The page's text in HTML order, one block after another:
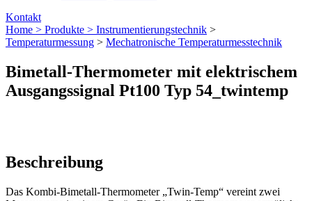
Kontakt
Home > Produkte > Instrumentierungs­technik >
Temperaturmessung > Mechatronische Temperaturmesstechnik
Bimetall-Thermometer mit elektrischem
Ausgangssignal Pt100 Typ 54_twintemp
Beschreibung
Das Kombi-Bimetall-Thermometer „Twin-Temp“ vereint zwei